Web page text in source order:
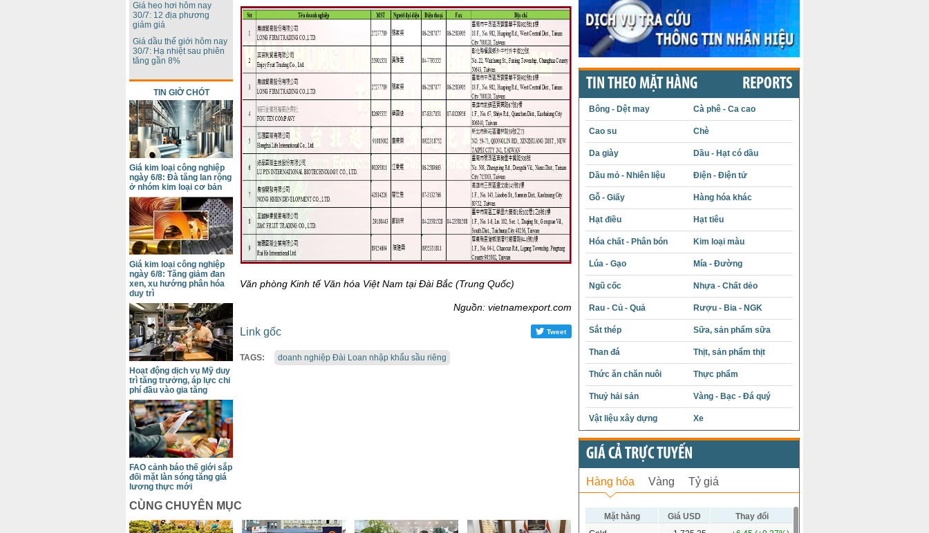
Văn phòng Kinh tế Văn hóa Việt Nam tại Đài Bắc (Trung Quốc)
Nguồn: vietnamexport.com
Link gốc Tweet
TAGS: doanh nghiệp Đài Loan nhập khẩu sầu riêng
Giá heo hơi hôm nay
30/7: 12 địa phương
giảm giá
Giá dầu thế giới hôm nay
30/7: Hạ nhiệt sau phiên
tăng gần 8%
TIN GIỜ CHÓT
Giá kim loại công nghiệp
ngày 6/8: Đà tăng lan rộng
ở nhóm kim loại cơ bản
Giá kim loại công nghiệp
ngày 6/8: Tăng giảm đan
xen, xu hướng phân hóa
duy trì
Hoạt động dịch vụ Mỹ duy
trì tăng trưởng, áp lực chi
phí đầu vào gia tăng
FAO cảnh báo thế giới sắp
đối mặt làn sóng tăng giá
lương thực mới
CÙNG CHUYÊN MỤC
TIN THEO MẶT HÀNG REPORTS
Bông - Dệt may Cà phê - Ca cao
Cao su Chè
Da giày Dầu - Hạt có dầu
Dầu mỏ - Nhiên liệu Điện - Điện tử
Gỗ - Giấy Hàng hóa khác
Hạt điều Hạt tiêu
Hóa chất - Phân bón Kim loại màu
Lúa - Gạo Mía - Đường
Ngũ cốc Nhựa - Chất dẻo
Rau - Củ - Quả Rượu - Bia - NGK
Sắt thép Sữa, sản phẩm sữa
Than đá Thịt, sản phẩm thịt
Thức ăn chăn nuôi Thực phẩm
Thuỷ hải sản Vàng - Bạc - Đá quý
Vật liệu xây dựng Xe
GIÁ CẢ TRỰC TUYẾN
Hàng hóa Vàng Tỷ giá
Mặt hàng Giá USD
Thay đổi